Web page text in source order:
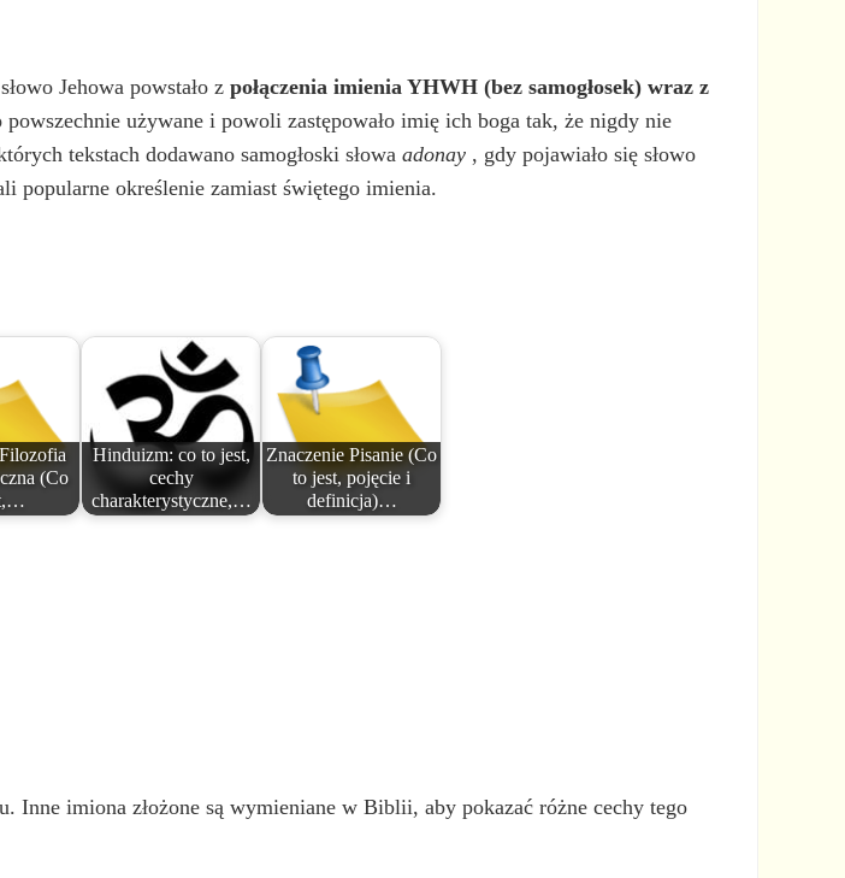
Jehowa powstało zpołączenia imienia YHWH (bez samogłosek) wraz z
powszechnie używane i powoli zastępowało imię ich boga tak, że nigdy nie
tekstach dodawano samogłoski słowaadonay , gdy pojawiało się słowo
popularne określenie zamiast świętego imienia.
(Co
Hinduizm: co to jest,
cechy
charakterystyczne,…
Znaczenie Pisanie (Co
to jest, pojęcie i
definicja)…
imiona złożone są wymieniane w Biblii, aby pokazać różne cechy tego